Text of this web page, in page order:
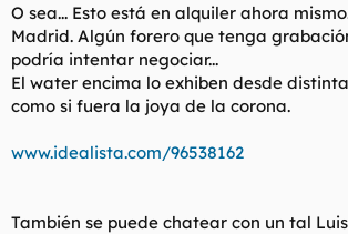
:
O sea... Esto está en alquiler ahora
Madrid. Algún forero que tenga
podría intentar negociar...
El water encima lo exhiben desde
como si fuera la joya de la corona.
www.idealista.com/96538162
También se puede chatear con un tal